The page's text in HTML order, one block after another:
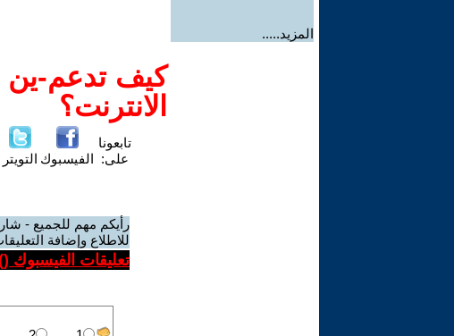
المزيد.....
كيف تدعم-ين
الانترنت؟
تابعونا
على: الفيسبوك التويتر
رأيكم مهم للجميع -
للاطلاع وإضافة
تعليقات الفيسبوك (